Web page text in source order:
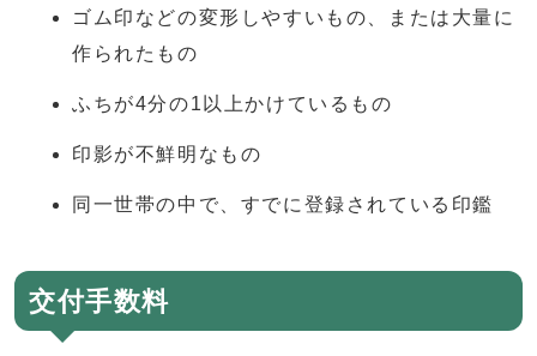
ゴム印などの変形しやすいもの、または大量に
作られたもの
ふちが4分の1以上かけているもの
印影が不鮮明なもの
同一世帯の中で、すでに登録されている印鑑
交付手数料